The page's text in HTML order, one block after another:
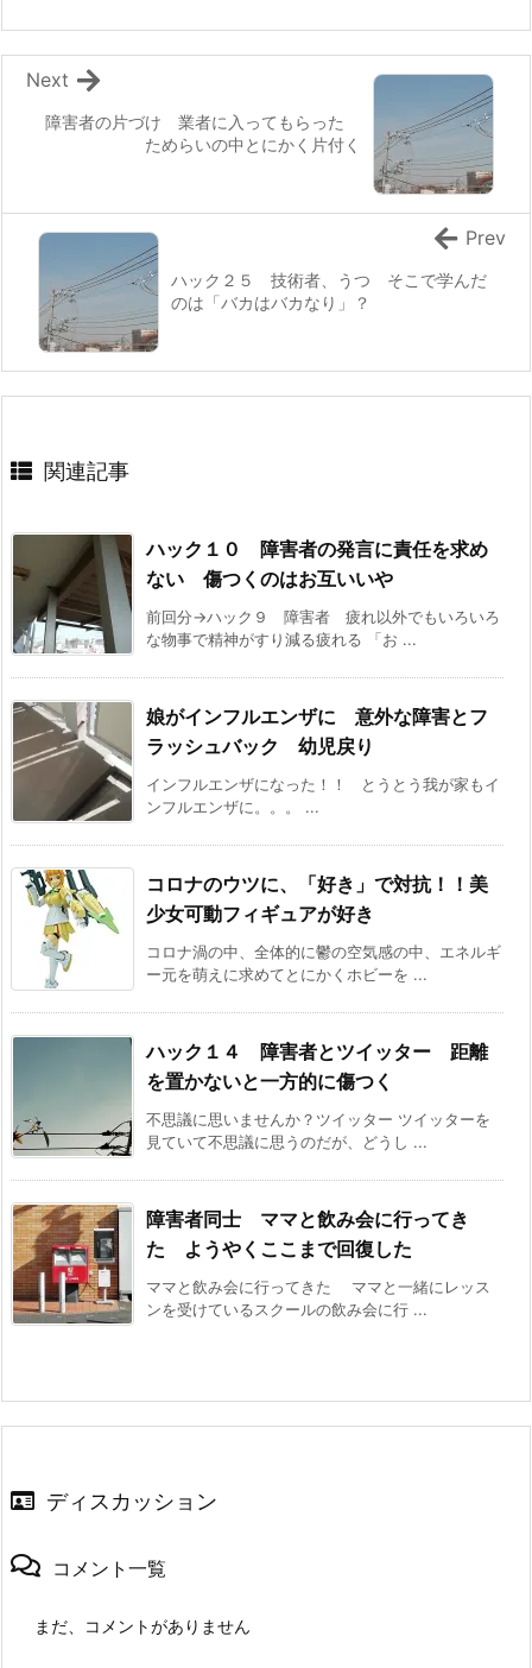
障害者の片づけ 業者に入ってもらった
ためらいの中とにかく片付く
Next
ハック２５ 技術者、うつ そこで学んだ
のは「バカはバカなり」？
Prev
関連記事
ハック１０ 障害者の発言に責任を求め
ない 傷つくのはお互いいや
前回分→ハック９ 障害者 疲れ以外でもいろいろ
な物事で精神がすり減る疲れる 「お ...
娘がインフルエンザに 意外な障害とフ
ラッシュバック 幼児戻り
インフルエンザになった！！ とうとう我が家もイ
ンフルエンザに。。。 ...
コロナのウツに、「好き」で対抗！！美
少女可動フィギュアが好き
コロナ渦の中、全体的に鬱の空気感の中、エネルギ
ー元を萌えに求めてとにかくホビーを ...
ハック１４ 障害者とツイッター 距離
を置かないと一方的に傷つく
不思議に思いませんか？ツイッター ツイッターを
見ていて不思議に思うのだが、どうし ...
障害者同士 ママと飲み会に行ってき
た ようやくここまで回復した
ママと飲み会に行ってきた ママと一緒にレッス
ンを受けているスクールの飲み会に行 ...
ディスカッション
コメント一覧
まだ、コメントがありません